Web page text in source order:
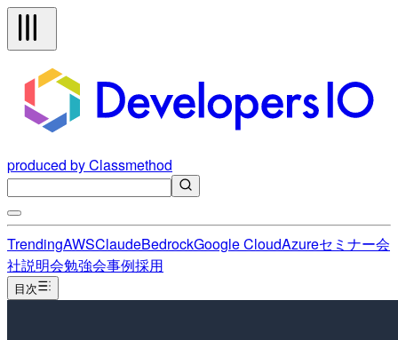
produced by Classmethod
TrendingAWSClaudeBedrockGoogle CloudAzureセミナー会
社説明会勉強会事例採用
目次